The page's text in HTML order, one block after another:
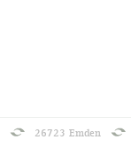
26723 Emden